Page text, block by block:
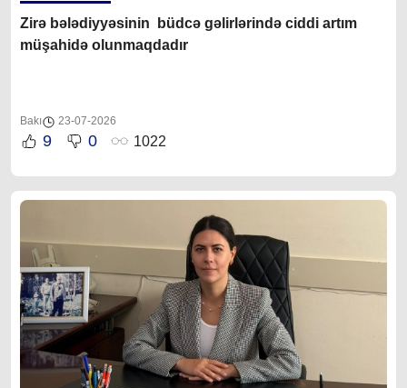
Zirə bələdiyyəsinin büdcə gəlirlərində ciddi artım
müşahidə olunmaqdadır
Bakı 23-07-2026
9 0 1022